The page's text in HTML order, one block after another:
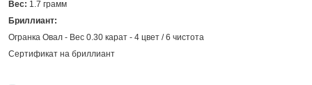
Вес: 1.7 грамм
Бриллиант:
Огранка Овал - Вес 0.30 карат - 4 цвет / 6 чистота
Сертификат на бриллиант